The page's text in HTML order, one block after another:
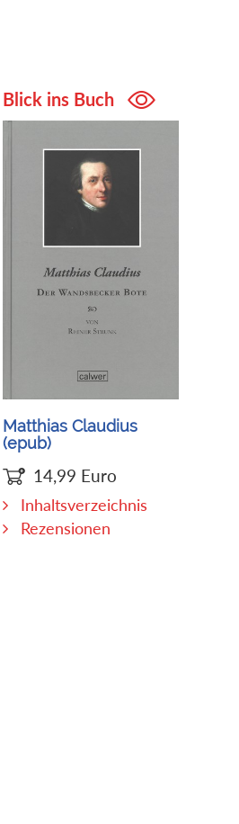
Blick ins Buch
Matthias Claudius
(epub)
14,99 Euro
Inhaltsverzeichnis
Rezensionen